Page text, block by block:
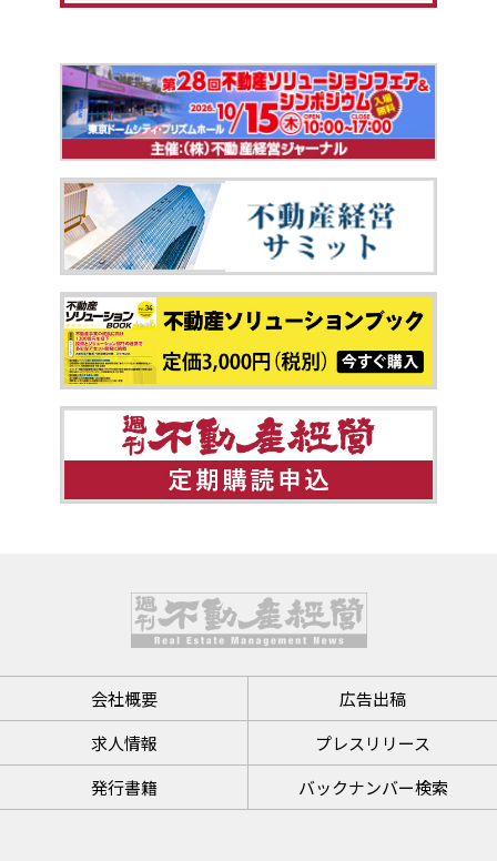
会社概要
広告出稿
求人情報
プレスリリース
発行書籍
バックナンバー検索